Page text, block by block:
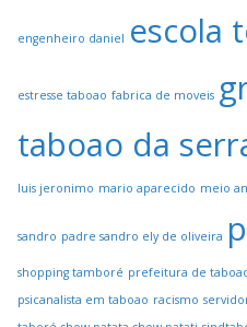
engenheiro daniel escola
estresse taboao fabrica de moveis
taboao da
luis jeronimo mario aparecido meio
sandro padre sandro ely de oliveira
shopping tamboré prefeitura de
psicanalista em taboao racismo